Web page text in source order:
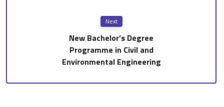
Next
New Bachelor’s Degree
Programme in Civil and
Environmental Engineering